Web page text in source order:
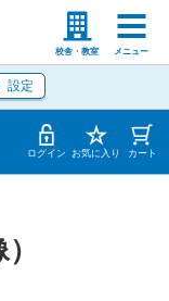
校舎・教室 メニュー
校の先生
設定
ログイン お気に入り カート